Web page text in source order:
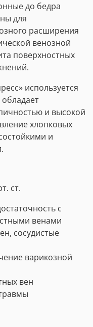
до бедра
для
расширения
венозной
поверхностных
используется
и высокой
хлопковых
и
ст.
с
венами
сосудистые
варикозной
вен